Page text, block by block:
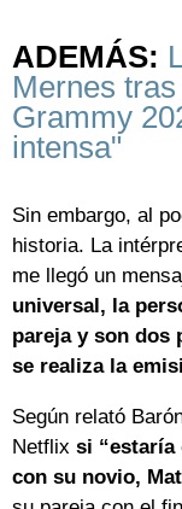
ADEMÁS:
Mernes
Grammy
intensa"
Sin embargo, al
historia. La
me llegó un
universal, la
pareja y son dos
se realiza la
Según relató
Netflix si “estaría
con su novio,